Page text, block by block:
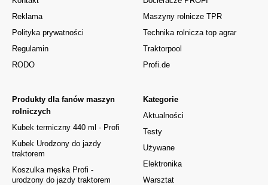
Reklama
Polityka prywatności
Regulamin
RODO
Kategorie
Aktualności
Testy
Używane
Elektronika
Warsztat
Produkty dla fanów maszyn
rolniczych
Kubek termiczny 440 ml - Profi
Kubek Urodzony do jazdy
traktorem
Koszulka męska Profi -
urodzony do jazdy traktorem
Maszyny rolnicze TPR
Technika rolnicza top agrar
Traktorpool
Profi.de